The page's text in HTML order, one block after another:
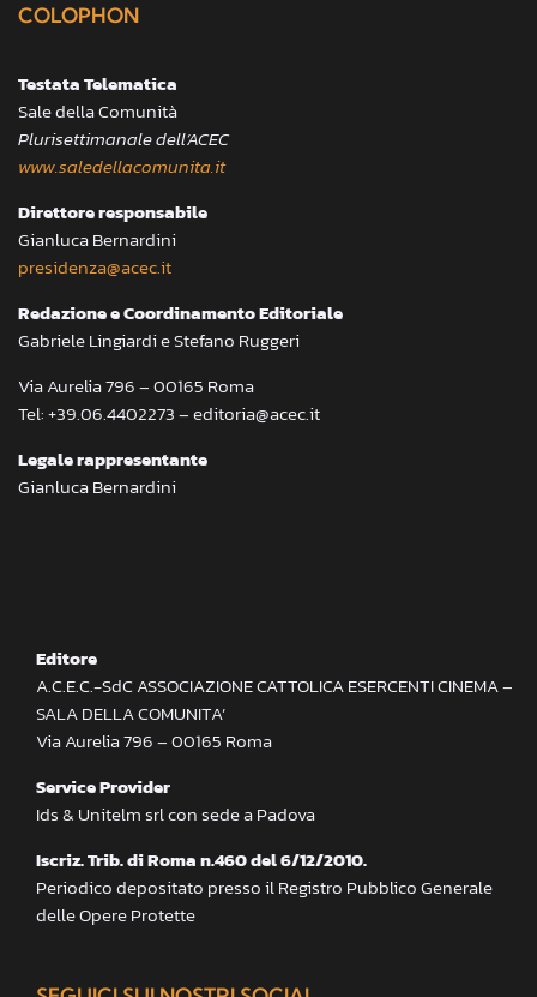
COLOPHON
Testata Telematica
Sale della Comunità
Plurisettimanale dell’ACEC
www.saledellacomunita.it
Direttore responsabile
Gianluca Bernardini
presidenza@acec.it
Redazione e Coordinamento Editoriale
Gabriele Lingiardi e Stefano Ruggeri
Via Aurelia 796 – 00165 Roma
Tel: +39.06.4402273 – editoria@acec.it
Legale rappresentante
Gianluca Bernardini
Editore
A.C.E.C.-SdC ASSOCIAZIONE CATTOLICA ESERCENTI CINEMA –
SALA DELLA COMUNITA’
Via Aurelia 796 – 00165 Roma
Service Provider
Ids & Unitelm srl con sede a Padova
Iscriz. Trib. di Roma n.460 del 6/12/2010.
Periodico depositato presso il Registro Pubblico Generale
delle Opere Protette